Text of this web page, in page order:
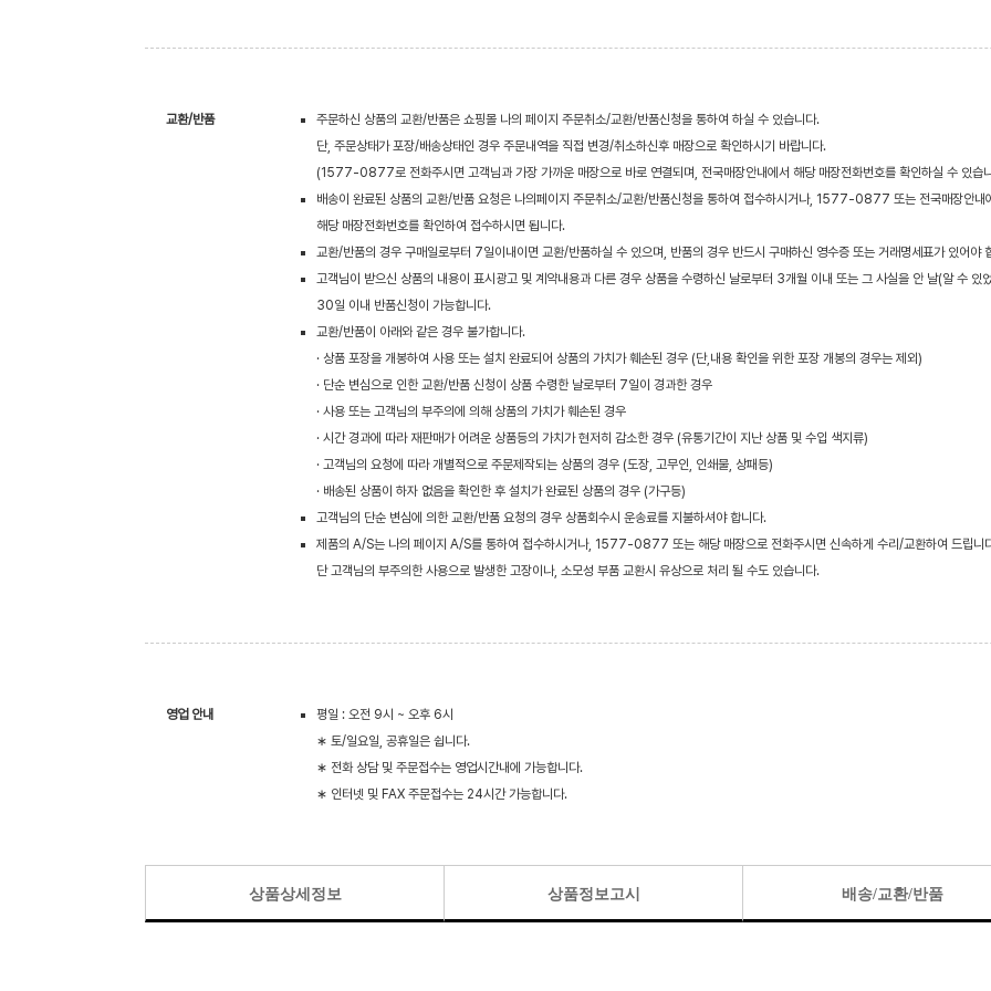
교환/반품
주문하신 상품의 교환/반품은 쇼핑몰 나의 페이지 주문취소/교환/반품신청을 통하여 하실 수 있습니다.
단, 주문상태가 포장/배송상태인 경우 주문내역을 직접 변경/취소하신후 매장으로 확인하시기 바랍니다.
(1577-0877로 전화주시면 고객님과 가장 가까운 매장으로 바로 연결되며, 전국매장안내에서 해당 매장전화번호를 확인하실 수 있습
배송이 완료된 상품의 교환/반품 요청은 나의페이지 주문취소/교환/반품신청을 통하여 접수하시거나, 1577-0877 또는 전국매장안내
해당 매장전화번호를 확인하여 접수하시면 됩니다.
교환/반품의 경우 구매일로부터 7일이내이면 교환/반품하실 수 있으며, 반품의 경우 반드시 구매하신 영수증 또는 거래명세표가 있어야
고객님이 받으신 상품의 내용이 표시광고 및 계약내용과 다른 경우 상품을 수령하신 날로부터 3개월 이내 또는 그 사실을 안 날(알 수 있
30일 이내 반품신청이 가능합니다.
교환/반품이 아래와 같은 경우 불가합니다.
· 상품 포장을 개봉하여 사용 또는 설치 완료되어 상품의 가치가 훼손된 경우 (단,내용 확인을 위한 포장 개봉의 경우는 제외)
· 단순 변심으로 인한 교환/반품 신청이 상품 수령한 날로부터 7일이 경과한 경우
· 사용 또는 고객님의 부주의에 의해 상품의 가치가 훼손된 경우
· 시간 경과에 따라 재판매가 어려운 상품등의 가치가 현저히 감소한 경우 (유통기간이 지난 상품 및 수입 색지류)
· 고객님의 요청에 따라 개별적으로 주문제작되는 상품의 경우 (도장, 고무인, 인쇄물, 상패등)
· 배송된 상품이 하자 없음을 확인한 후 설치가 완료된 상품의 경우 (가구등)
고객님의 단순 변심에 의한 교환/반품 요청의 경우 상품회수시 운송료를 지불하셔야 합니다.
제품의 A/S는 나의 페이지 A/S를 통하여 접수하시거나, 1577-0877 또는 해당 매장으로 전화주시면 신속하게 수리/교환하여 드립니
단 고객님의 부주의한 사용으로 발생한 고장이나, 소모성 부품 교환시 유상으로 처리 될 수도 있습니다.
영업 안내
평일 : 오전 9시 ~ 오후 6시
∗ 토/일요일, 공휴일은 쉽니다.
∗ 전화 상담 및 주문접수는 영업시간내에 가능합니다.
∗ 인터넷 및 FAX 주문접수는 24시간 가능합니다.
상품상세정보 상품정보고시 배송/교환/반품